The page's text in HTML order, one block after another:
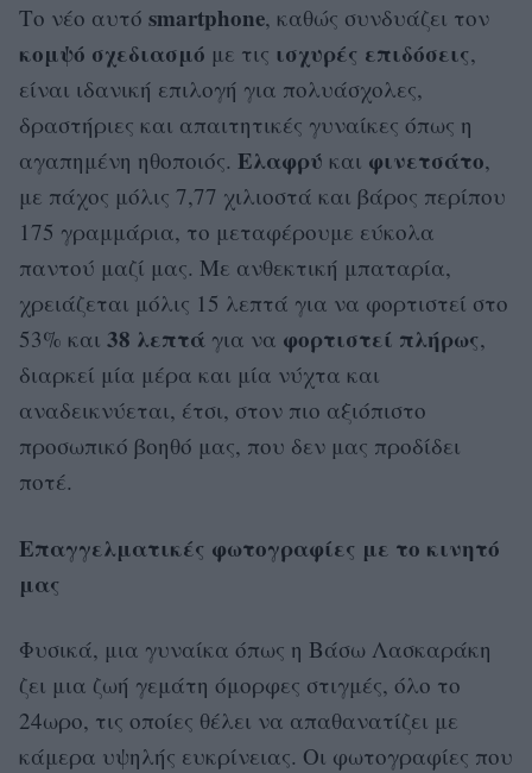
Το νέο αυτό smartphone, καθώς συνδυάζει τον
κομψό σχεδιασμό με τις ισχυρές επιδόσεις,
είναι ιδανική επιλογή για πολυάσχολες,
δραστήριες και απαιτητικές γυναίκες όπως η
αγαπημένη ηθοποιός. Ελαφρύ και φινετσάτο,
με πάχος μόλις 7,77 χιλιοστά και βάρος περίπου
175 γραμμάρια, το μεταφέρουμε εύκολα
παντού μαζί μας. Με ανθεκτική μπαταρία,
χρειάζεται μόλις 15 λεπτά για να φορτιστεί στο
53% και 38 λεπτά για να φορτιστεί πλήρως,
διαρκεί μία μέρα και μία νύχτα και
αναδεικνύεται, έτσι, στον πιο αξιόπιστο
προσωπικό βοηθό μας, που δεν μας προδίδει
ποτέ.
Επαγγελματικές φωτογραφίες με το κινητό
μας
Φυσικά, μια γυναίκα όπως η Βάσω Λασκαράκη
ζει μια ζωή γεμάτη όμορφες στιγμές, όλο το
24ωρο, τις οποίες θέλει να απαθανατίζει με
κάμερα υψηλής ευκρίνειας. Οι φωτογραφίες που